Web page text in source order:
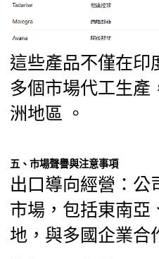
這些產品不僅在印
多個市場代工生產
洲地區 。
五、市場聲譽與注意事項
出口導向經營：公
市場，包括東南亞
地，與多國企業合